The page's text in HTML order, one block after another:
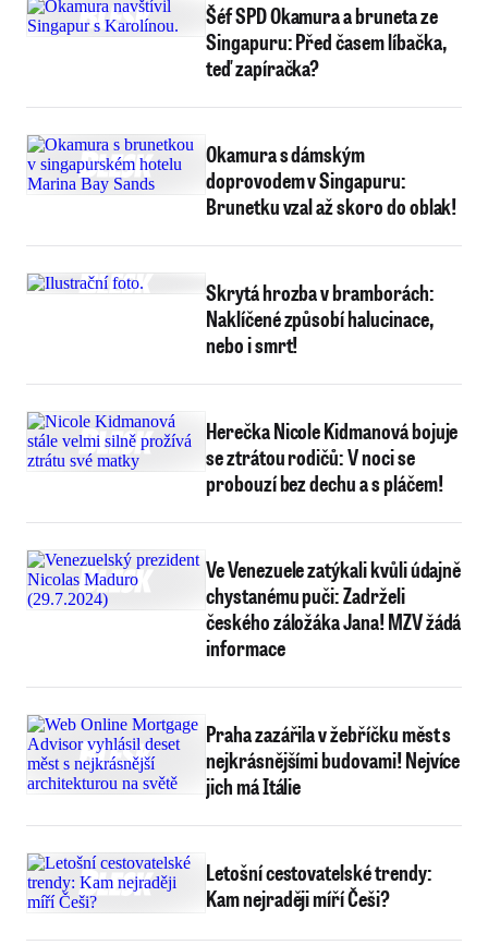
Šéf SPD Okamura a bruneta ze
Singapuru: Před časem líbačka,
teď zapíračka?
Okamura s dámským
doprovodem v Singapuru:
Brunetku vzal až skoro do oblak!
Skrytá hrozba v bramborách:
Naklíčené způsobí halucinace,
nebo i smrt!
Herečka Nicole Kidmanová bojuje
se ztrátou rodičů: V noci se
probouzí bez dechu a s pláčem!
Ve Venezuele zatýkali kvůli údajně
chystanému puči: Zadrželi
českého záložáka Jana! MZV žádá
informace
Praha zazářila v žebříčku měst s
nejkrásnějšími budovami! Nejvíce
jich má Itálie
Letošní cestovatelské trendy:
Kam nejraději míří Češi?